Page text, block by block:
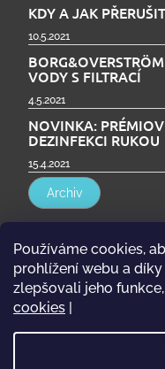
Používáme cookies,
prohlížení webu a
zlepšovali jeho
cookies |
KDY A JAK
10.5.2021
VODY S FILTRACÍ
4.5.2021
NOVINKA:
DEZINFEKCI RUKOU
15.4.2021
Archiv
Přijímáme online
mytapp.cz